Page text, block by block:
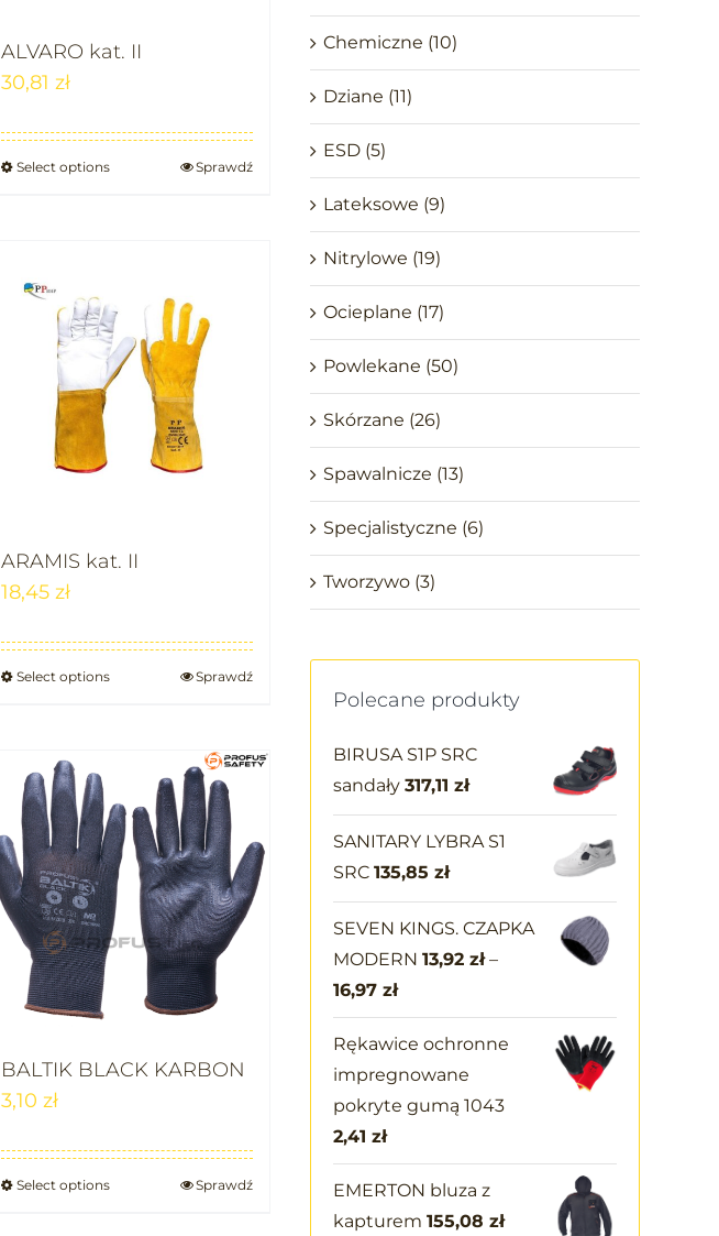
ALVARO kat. II
30,81 zł
Select options Sprawdź
ARAMIS kat. II
18,45 zł
Select options Sprawdź
BALTIK BLACK KARBON
3,10 zł
Select options Sprawdź
Chemiczne (10)
Dziane (11)
ESD (5)
Lateksowe (9)
Nitrylowe (19)
Ocieplane (17)
Powlekane (50)
Skórzane (26)
Spawalnicze (13)
Specjalistyczne (6)
Tworzywo (3)
Polecane produkty
BIRUSA S1P SRC
sandały 317,11 zł
SANITARY LYBRA S1
SRC 135,85 zł
SEVEN KINGS. CZAPKA
MODERN 13,92 zł–
16,97 zł
Rękawice ochronne
impregnowane
pokryte gumą 1043
2,41 zł
EMERTON bluza z
kapturem 155,08 zł